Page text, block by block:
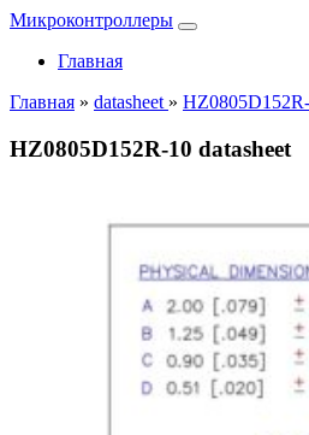
Микроконтроллеры
Главная
Главная » datasheet »
HZ0805D152R-10 datasheet